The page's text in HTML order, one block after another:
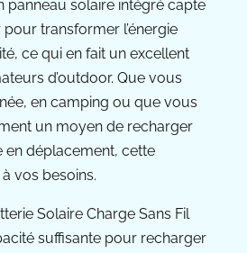
panneau solaire intégré capte
transformer l’énergie
ce qui en fait un excellent
d’outdoor. Que vous
en camping ou que vous
un moyen de recharger
déplacement, cette
vos besoins.
Solaire Charge Sans Fil
suffisante pour recharger